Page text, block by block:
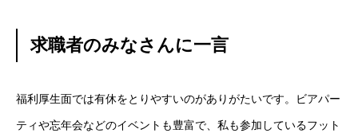
求職者のみなさんに一言
福利厚生面では有休をとりやすいのがありがたいです。ビアパー
ティや忘年会などのイベントも豊富で、私も参加しているフット